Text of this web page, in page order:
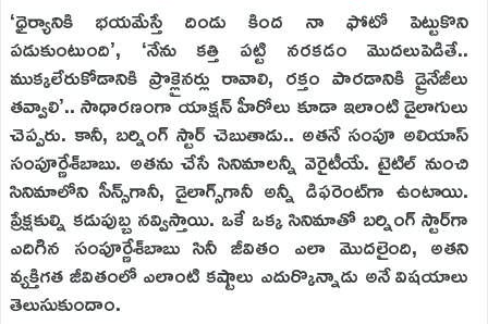
‘ధైర్యానికి భయమేస్తే దిండు కింద నా ఫోటో పెట్టుకొని
పడుకుంటుంది’, ‘నేను కత్తి పట్టి నరకడం మొదలుపెడితే..
ముక్కలేరుకోడానికి ప్రొక్లైనర్లు రావాలి, రక్తం పారడానికి డ్రైనేజీలు
తవ్వాలి’.. సాధారణంగా యాక్షన్‌ హీరోలు కూడా ఇలాంటి డైలాగులు
చెప్పరు. కానీ, బర్నింగ్‌ స్టార్‌ చెబుతాడు.. అతనే సంపూ అలియాస్‌
సంపూర్ణేశ్‌బాబు. అతను చేసే సినిమాలన్నీ వెరైటీయే. టైటిల్‌ నుంచి
సినిమాలోని సీన్స్‌గానీ, డైలాగ్స్‌గానీ అన్నీ డిఫరెంట్‌గా ఉంటాయి.
ప్రేక్షకుల్ని కడుపుబ్బ నవ్విస్తాయి. ఒకే ఒక్క సినిమాతో బర్నింగ్‌ స్టార్‌గా
ఎదిగిన సంపూర్ణేశ్‌బాబు సినీ జీవితం ఎలా మొదలైంది, అతని
వ్యక్తిగత జీవితంలో ఎలాంటి కష్టాలు ఎదుర్కొన్నాడు అనే విషయాలు
తెలుసుకుందాం.